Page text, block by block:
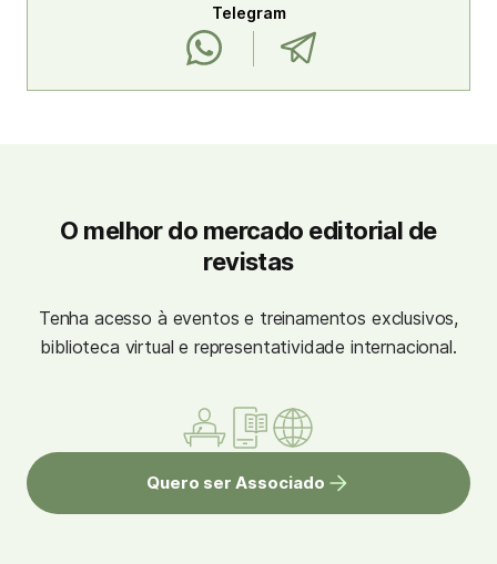
Telegram
O melhor do mercado editorial de
revistas
Tenha acesso à eventos e treinamentos exclusivos,
biblioteca virtual e representatividade internacional.
Quero ser Associado